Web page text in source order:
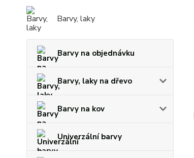
Barvy, laky
Barvy na objednávku
Barvy, laky na dřevo
Barvy na kov
Univerzální barvy